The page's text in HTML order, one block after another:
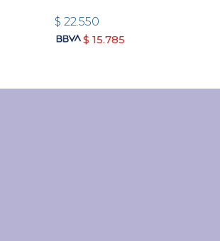
$ 22.550
$ 15.785